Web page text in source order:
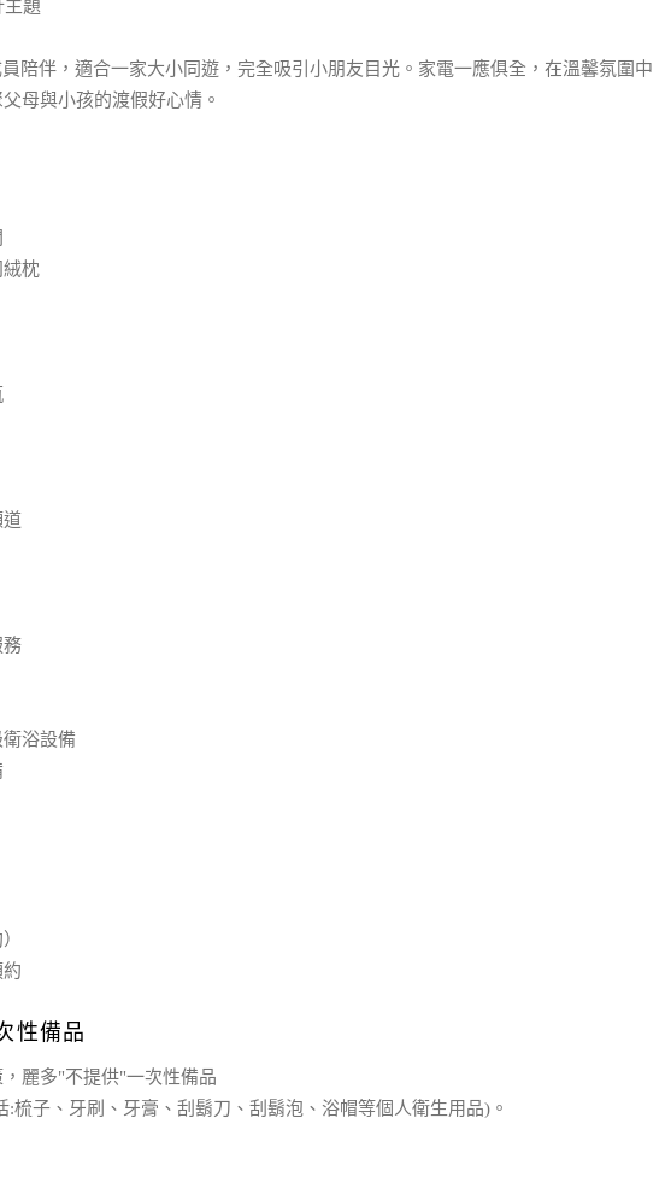
主題
陪伴，適合一家大小同遊，完全吸引小朋友目光。家電一應俱全，在溫馨氛圍中
母與小孩的渡假好心情。
枕
道
務
浴設備
性備品
麗多"不提供"一次性備品
:梳子、牙刷、牙膏、刮鬍刀、刮鬍泡、浴帽等個人衛生用品)。